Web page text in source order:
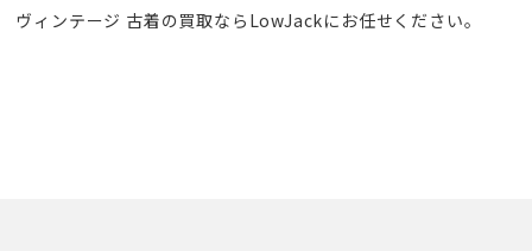
ヴィンテージ 古着の買取ならLowJackにお任せください。